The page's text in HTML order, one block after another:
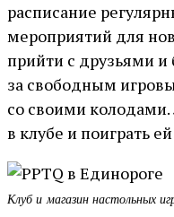
расписание
мероприятий для
прийти с друзьями и
за свободным
со своими
в клубе и поиграть
Клуб и магазин настольных